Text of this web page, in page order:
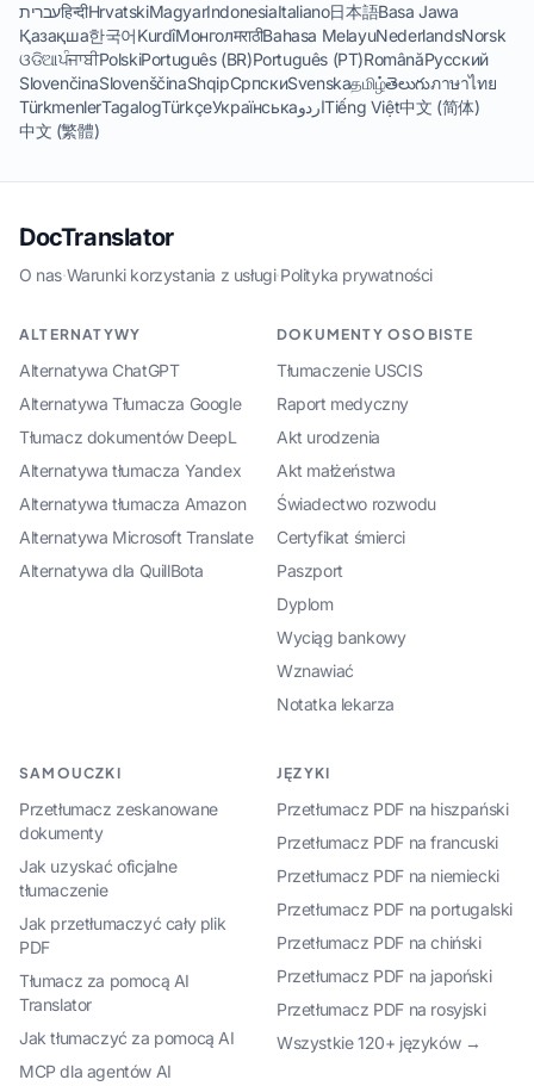
עבריתहिन्दीHrvatskiMagyarIndonesiaItaliano日本語Basa Jawa
Қазақша한국어KurdîМонголमराठीBahasa MelayuNederlandsNorsk
ଓଡିଆਪੰਜਾਬੀPolskiPortuguês (BR)Português (PT)RomânăРусский
SlovenčinaSlovenščinaShqipСрпскиSvenskaதமிழ்తెలుగుภาษาไทย
TürkmenlerTagalogTürkçeУкраїнськаاردوTiếng Việt中文 (简体)
中文 (繁體)
DocTranslator
O nas·Warunki korzystania z usługi·Polityka prywatności
ALTERNATYWY
Alternatywa ChatGPT
Alternatywa Tłumacza Google
Tłumacz dokumentów DeepL
Alternatywa tłumacza Yandex
Alternatywa tłumacza Amazon
Alternatywa Microsoft Translate
Alternatywa dla QuillBota
DOKUMENTY OSOBISTE
Tłumaczenie USCIS
Raport medyczny
Akt urodzenia
Akt małżeństwa
Świadectwo rozwodu
Certyfikat śmierci
Paszport
Dyplom
Wyciąg bankowy
Wznawiać
Notatka lekarza
SAMOUCZKI
Przetłumacz zeskanowane
dokumenty
Jak uzyskać oficjalne
tłumaczenie
Jak przetłumaczyć cały plik
PDF
Tłumacz za pomocą AI
Translator
Jak tłumaczyć za pomocą AI
MCP dla agentów AI
JĘZYKI
Przetłumacz PDF na hiszpański
Przetłumacz PDF na francuski
Przetłumacz PDF na niemiecki
Przetłumacz PDF na portugalski
Przetłumacz PDF na chiński
Przetłumacz PDF na japoński
Przetłumacz PDF na rosyjski
Wszystkie 120+ języków →